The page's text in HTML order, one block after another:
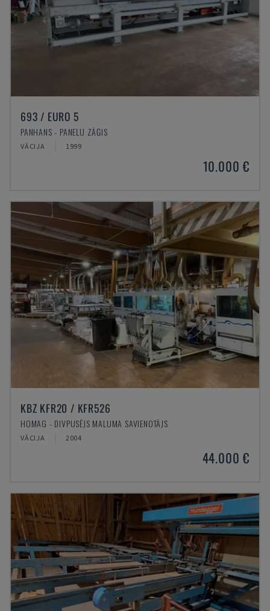
693 / EURO 5
PANHANS - PANEĻU ZĀĢIS
VĀCIJA 1999
10.000 €
KBZ KFR20 / KFR526
HOMAG - DIVPUSĒJS MALUMA SAVIENOTĀJS
VĀCIJA 2004
44.000 €